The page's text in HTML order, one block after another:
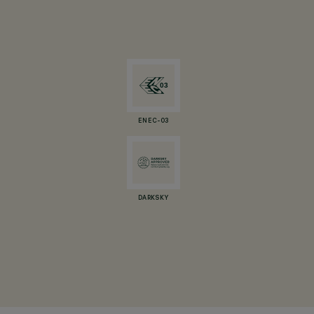
ENEC-03
DARKSKY